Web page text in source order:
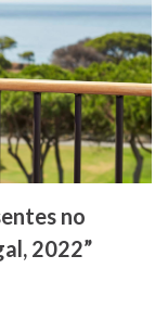
no
2022”